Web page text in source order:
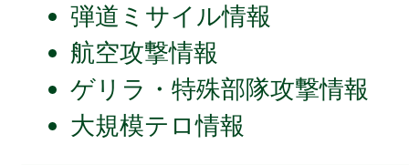
弾道ミサイル情報
航空攻撃情報
ゲリラ・特殊部隊攻撃情報
大規模テロ情報